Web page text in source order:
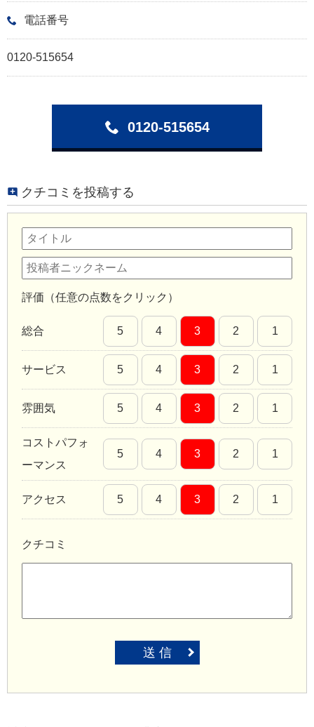
電話番号
0120-515654
0120-515654
クチコミを投稿する
評価（任意の点数をクリック）
総合 5 4 3 2 1
サービス 5 4 3 2 1
雰囲気 5 4 3 2 1
コストパフォ
ーマンス
5 4 3 2 1
アクセス 5 4 3 2 1
クチコミ
送 信